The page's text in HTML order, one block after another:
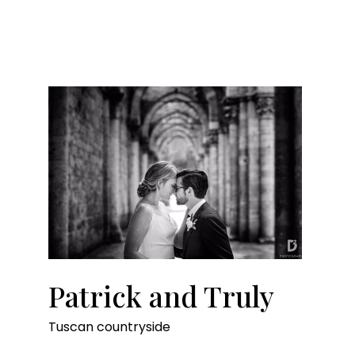
Patrick and Truly
Tuscan countryside